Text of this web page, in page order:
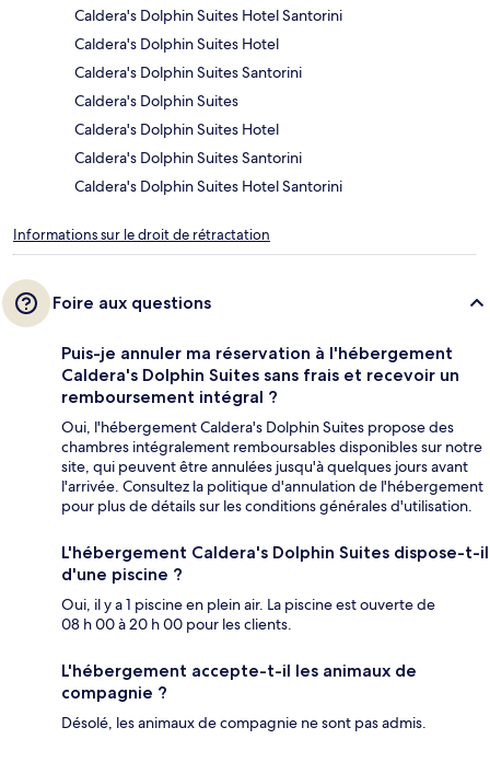
Caldera's Dolphin Suites Hotel Santorini
Caldera's Dolphin Suites Hotel
Caldera's Dolphin Suites Santorini
Caldera's Dolphin Suites
Caldera's Dolphin Suites Hotel
Caldera's Dolphin Suites Santorini
Caldera's Dolphin Suites Hotel Santorini
Informations sur le droit de rétractation
Foire aux questions
Puis-je annuler ma réservation à l'hébergement
Caldera's Dolphin Suites sans frais et recevoir un
remboursement intégral ?
Oui, l'hébergement Caldera's Dolphin Suites propose des
chambres intégralement remboursables disponibles sur notre
site, qui peuvent être annulées jusqu'à quelques jours avant
l'arrivée. Consultez la politique d'annulation de l'hébergement
pour plus de détails sur les conditions générales d'utilisation.
L'hébergement Caldera's Dolphin Suites dispose-t-il
d'une piscine ?
Oui, il y a 1 piscine en plein air. La piscine est ouverte de
08 h 00 à 20 h 00 pour les clients.
L'hébergement accepte-t-il les animaux de
compagnie ?
Désolé, les animaux de compagnie ne sont pas admis.